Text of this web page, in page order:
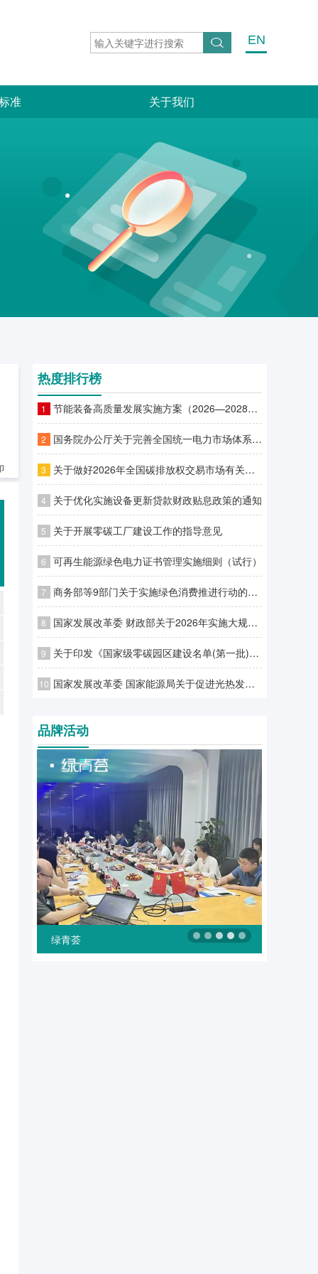
EN
准 关于我们
热度排行榜
1 节能装备高质量发展实施方案（2026—2028年）
2 国务院办公厅关于完善全国统一电力市场体系的实施意见
3 关于做好2026年全国碳排放权交易市场有关工作的通知
4 关于优化实施设备更新贷款财政贴息政策的通知
5 关于开展零碳工厂建设工作的指导意见
6 可再生能源绿色电力证书管理实施细则（试行）
7 商务部等9部门关于实施绿色消费推进行动的通知
8 国家发展改革委 财政部关于2026年实施大规模设备更新和消费品以旧换新政策的通知
9 关于印发《国家级零碳园区建设名单(第一批)》的通知
10 国家发展改革委 国家能源局关于促进光热发电规模化发展的若干意见
品牌活动
绿融汇